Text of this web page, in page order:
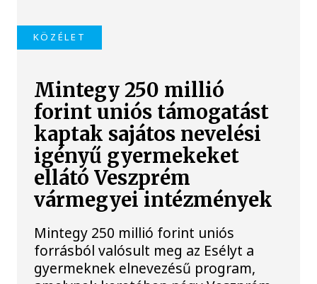
KÖZÉLET
Mintegy 250 millió
forint uniós támogatást
kaptak sajátos nevelési
igényű gyermekeket
ellátó Veszprém
vármegyei intézmények
Mintegy 250 millió forint uniós
forrásból valósult meg az Esélyt a
gyermeknek elnevezésű program,